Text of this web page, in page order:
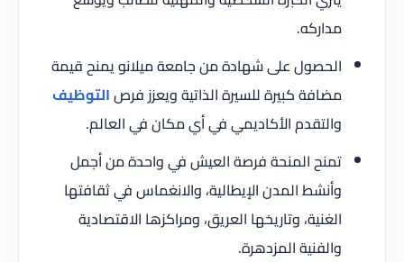
مداركه.
الحصول على شهادة من جامعة ميلانو يمنح قيمة
مضافة كبيرة للسيرة الذاتية ويعزز فرصالتوظيف
والتقدم الأكاديمي في أي مكان في العالم.
تمنح المنحة فرصة العيش في واحدة من أجمل
وأنشط المدن الإيطالية، والانغماس في ثقافتها
الغنية، وتاريخها العريق، ومراكزها الاقتصادية
والفنية المزدهرة.